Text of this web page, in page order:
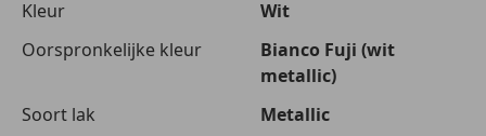
Elektrische ramen
Lederen stuurwiel
Entertainment en Media
Kleur
Wit
Oorspronkelijke kleur
Bianco Fuji (wit
metallic)
Soort lak
Metallic